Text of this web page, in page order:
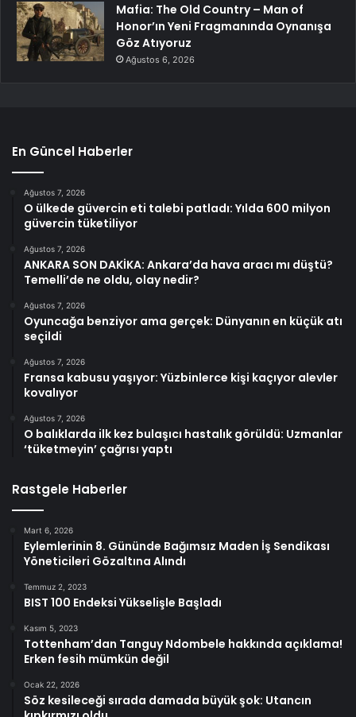
Mafia: The Old Country – Man of
Honor’ın Yeni Fragmanında Oynanışa
Göz Atıyoruz
Ağustos 6, 2026
En Güncel Haberler
Ağustos 7, 2026
O ülkede güvercin eti talebi patladı: Yılda 600 milyon
güvercin tüketiliyor
Ağustos 7, 2026
ANKARA SON DAKİKA: Ankara’da hava aracı mı düştü?
Temelli’de ne oldu, olay nedir?
Ağustos 7, 2026
Oyuncağa benziyor ama gerçek: Dünyanın en küçük atı
seçildi
Ağustos 7, 2026
Fransa kabusu yaşıyor: Yüzbinlerce kişi kaçıyor alevler
kovalıyor
Ağustos 7, 2026
O balıklarda ilk kez bulaşıcı hastalık görüldü: Uzmanlar
‘tüketmeyin’ çağrısı yaptı
Rastgele Haberler
Mart 6, 2026
Eylemlerinin 8. Gününde Bağımsız Maden İş Sendikası
Yöneticileri Gözaltına Alındı
Temmuz 2, 2023
BIST 100 Endeksi Yükselişle Başladı
Kasım 5, 2023
Tottenham’dan Tanguy Ndombele hakkında açıklama!
Erken fesih mümkün değil
Ocak 22, 2026
Söz kesileceği sırada damada büyük şok: Utancın